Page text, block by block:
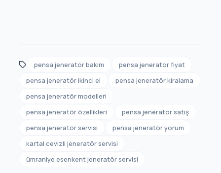
pensa jeneratör bakım
pensa jeneratör fiyat
pensa jeneratör ikinci el
pensa jeneratör kiralama
pensa jeneratör modelleri
pensa jeneratör özellikleri
pensa jeneratör satış
pensa jeneratör servisi
pensa jeneratör yorum
kartal cevizli jeneratör servisi
ümraniye esenkent jeneratör servisi